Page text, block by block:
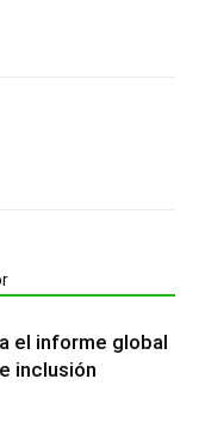
el informe global
inclusión